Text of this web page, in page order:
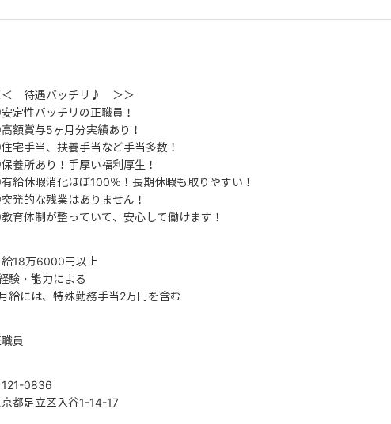
＜ 待遇バッチリ♪ ＞＞
定性バッチリの正職員！
額賞与5ヶ月分実績あり！
宅手当、扶養手当など手当多数！
養所あり！手厚い福利厚生！
給休暇消化ほぼ100％！長期休暇も取りやすい！
発的な残業はありません！
育体制が整っていて、安心して働けます！
給18万6000円以上
験・能力による
給には、特殊勤務手当2万円を含む
員
121-0836
京都足立区入谷1-14-17